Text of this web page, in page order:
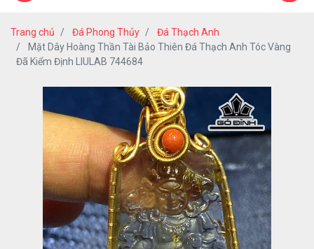
Trang chủ Đá Phong Thủy
Đá Thạch Anh
Mặt Dây Hoàng Thần Tài Bảo Thiên Đá Thạch Anh Tóc Vàng
Đã Kiểm Định LIULAB 744684